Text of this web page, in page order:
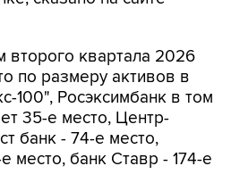
второго квартала 2026
по размеру активов в
100", Росэксимбанк в том
35-е место, Центр-
банк - 74-е место,
место, банк Ставр - 174-е